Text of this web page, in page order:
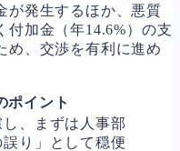
が発生するほか、悪質
付加金（年14.6%）の支
め、交渉を有利に進め
ポイント
、まずは人事部
り」として穏便